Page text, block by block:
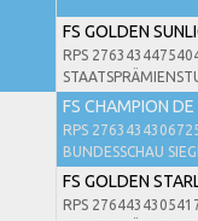
FS GOLDEN
RPS
FS CHAMPION DE
RPS
BUNDESSCHAU
FS GOLDEN
RPS